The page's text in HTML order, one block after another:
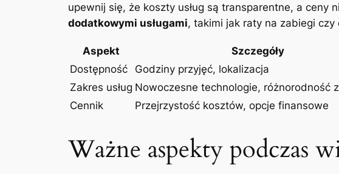
upewnij się,⁢ że koszty ​usług są transparentne, a
dodatkowymi usługami, takimi jak raty na zabiegi
Aspekt
Szczegóły
Dostępność
Godziny przyjęć, lokalizacja
Zakres usług Nowoczesne technologie, różnorodność​
Cennik
Przejrzystość kosztów, opcje ‍finansowe
Ważne aspekty podczas